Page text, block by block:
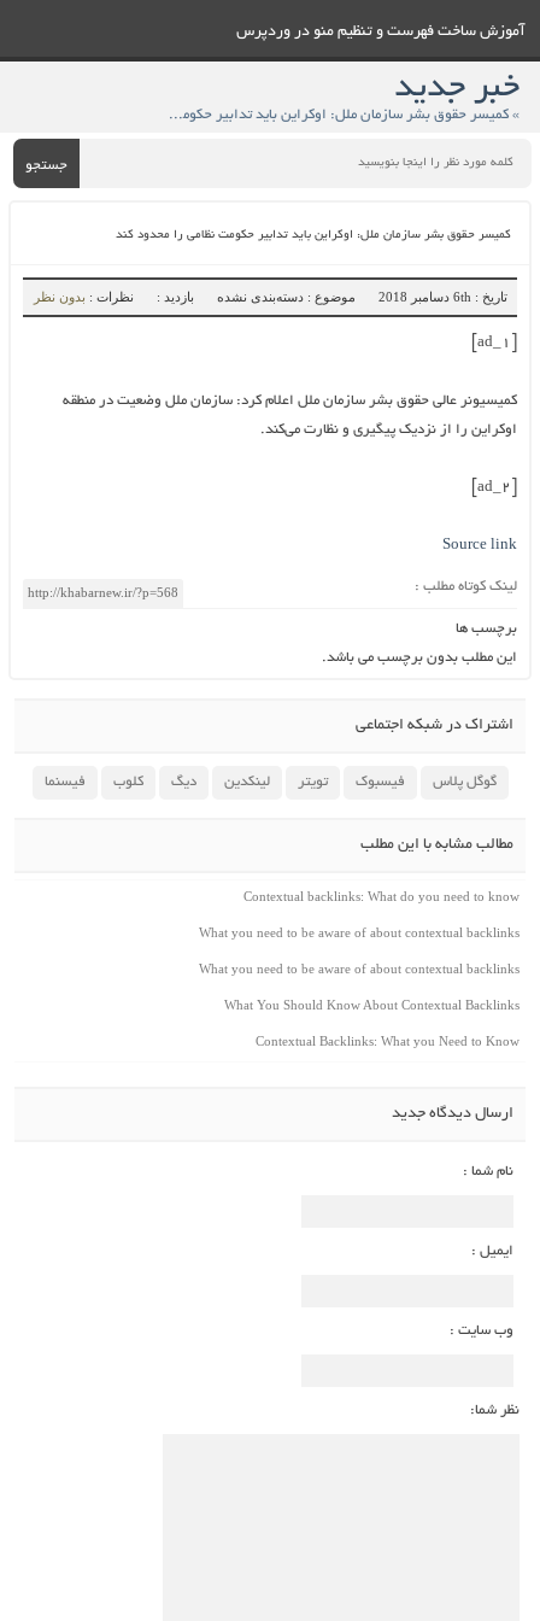
آموزش ساخت فهرست و تنظيم منو در وردپرس
خبر جدید
» کمیسر حقوق بشر سازمان ملل: اوکراین باید تدابیر حکومت نظامی را محدود کند
جستجو
کمیسر حقوق بشر سازمان ملل: اوکراین باید تدابیر حکومت نظامی را محدود کند
تاریخ : 6th دسامبر 2018 موضوع : دسته‌بندی نشده بازدید : نظرات : بدون نظر
کمیسیونر عالی حقوق بشر سازمان ملل اعلام کرد: سازمان ملل وضعیت در منطقه
اوکراین را از نزدیک پیگیری و نظارت می‌کند.
Source link
لینک کوتاه مطلب :
برچسب ها
این مطلب بدون برچسب می باشد.
اشتراک در شبکه اجتماعی
گوگل پلاس فیسبوک تویتر لینکدین دیگ کلوب فیسنما
مطالب مشابه با این مطلب
Contextual backlinks: What do you need to know
What you need to be aware of about contextual backlinks
What you need to be aware of about contextual backlinks
What You Should Know About Contextual Backlinks
Contextual Backlinks: What you Need to Know
ارسال دیدگاه جدید
نام شما :
ایمیل :
وب سایت :
نظر شما: